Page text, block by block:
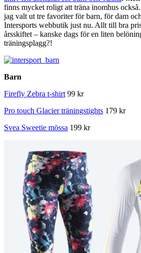
finns mycket roligt att träna inomhus
jag valt ut tre favoriter för barn, för dam
Intersports webbutik just nu. Allt till bra
årsskiftet – kanske dags för en liten
träningsplagg?!
Barn
Firefly Zebra t-shirt 99 kr
Pro touch Glacier träningstights 179 kr
Svea Sweetie mössa 199 kr